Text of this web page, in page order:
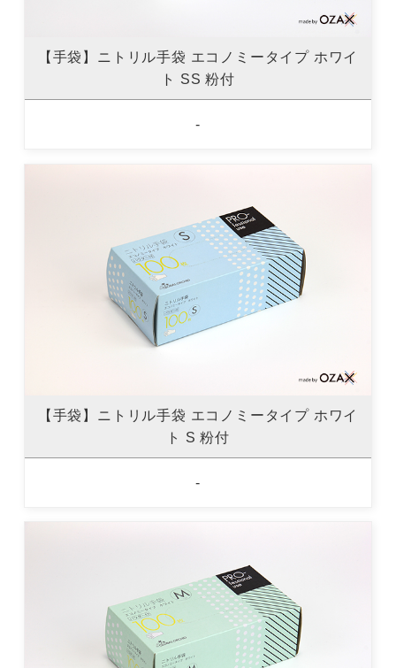
【手袋】ニトリル手袋 エコノミータイプ ホワイ
ト SS 粉付
-
【手袋】ニトリル手袋 エコノミータイプ ホワイ
ト S 粉付
-